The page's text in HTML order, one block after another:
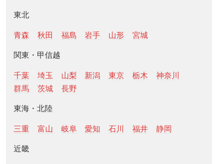
東北
青森 秋田 福島 岩手 山形 宮城
関東・甲信越
千葉 埼玉 山梨 新潟 東京 栃木
神奈川
群馬
茨城 長野
東海・北陸
三重 富山 岐阜 愛知 石川 福井 静岡
近畿